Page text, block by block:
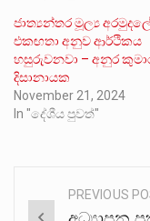
ජාත්‍යන්තර මූල්‍ය
එකඟතා අනුව ආර්ථිකය
හසුරුවනවා – අනුර
දිසානායක
November 21, 2024
In "දේශීය පුවත්"
Post
PREVIOUS